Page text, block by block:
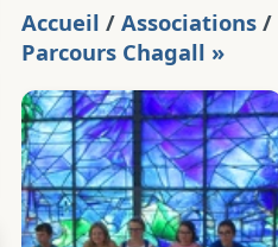
Accueil / Associations /
Parcours Chagall »